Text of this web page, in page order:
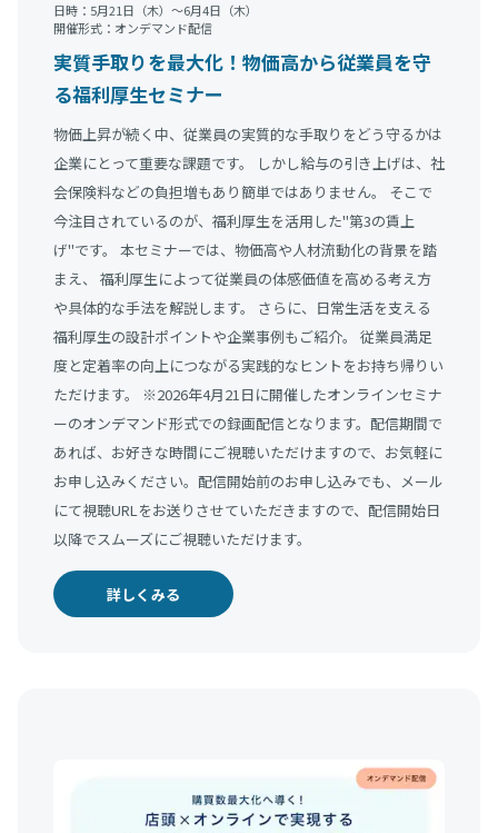
日時： 5月21日（木）〜6月4日（木）
開催形式： オンデマンド配信
実質手取りを最大化！物価高から従業員を守
る福利厚生セミナー
物価上昇が続く中、従業員の実質的な手取りをどう守るかは
企業にとって重要な課題です。 しかし給与の引き上げは、社
会保険料などの負担増もあり簡単ではありません。 そこで
今注目されているのが、福利厚生を活用した"第3の賃上
げ"です。 本セミナーでは、物価高や人材流動化の背景を踏
まえ、 福利厚生によって従業員の体感価値を高める考え方
や具体的な手法を解説します。 さらに、日常生活を支える
福利厚生の設計ポイントや企業事例もご紹介。 従業員満足
度と定着率の向上につながる実践的なヒントをお持ち帰りい
ただけます。 ※2026年4月21日に開催したオンラインセミナ
ーのオンデマンド形式での録画配信となります。配信期間で
あれば、お好きな時間にご視聴いただけますので、お気軽に
お申し込みください。配信開始前のお申し込みでも、メール
にて視聴URLをお送りさせていただきますので、配信開始日
以降でスムーズにご視聴いただけます。
詳しくみる